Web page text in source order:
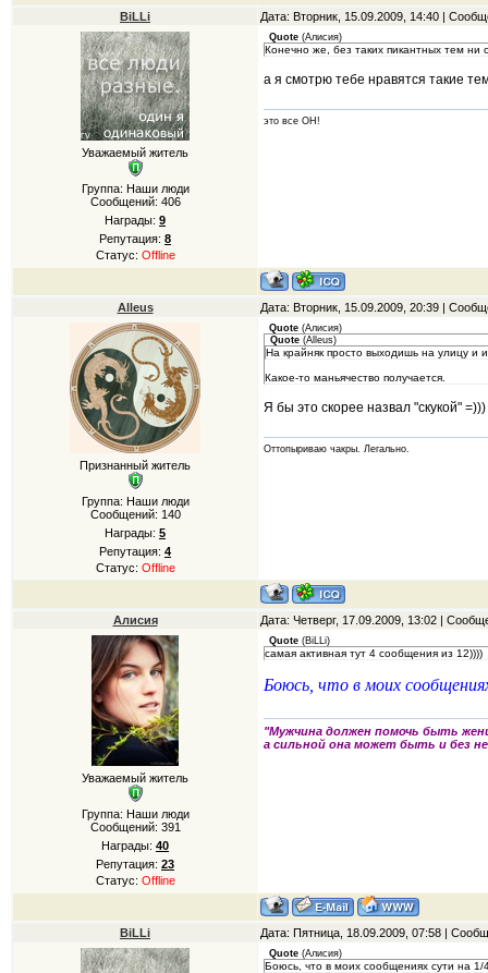
BiLLi Дата: Вторник, 15.09.2009, 14:40 |
Уважаемый житель
Группа: Наши люди
Сообщений: 406
Награды: 9
Репутация: 8
Статус: Offline
Quote (Алисия)
Конечно же, без таких пикантных тем ни
а я смотрю тебе нравятся такие
это все ОН!
Alleus Дата: Вторник, 15.09.2009, 20:39 |
Признанный житель
Группа: Наши люди
Сообщений: 140
Награды: 5
Репутация: 4
Статус: Offline
Quote (Алисия)
Quote (Alleus)
На крайняк просто выходишь на улицу и
Какое-то маньячество получается.
Я бы это скорее назвал "скукой" =)))
Оттопыриваю чакры. Легально.
Алисия Дата: Четверг, 17.09.2009, 13:02 |
Уважаемый житель
Группа: Наши люди
Сообщений: 391
Награды: 40
Репутация: 23
Статус: Offline
Quote (BiLLi)
самая активная тут 4 сообщения из 12))))
Боюсь, что в моих
"Мужчина должен помочь быть
а сильной она может быть и без
BiLLi Дата: Пятница, 18.09.2009, 07:58 |
Quote (Алисия)
Боюсь, что в моих сообщениях сути на 1/